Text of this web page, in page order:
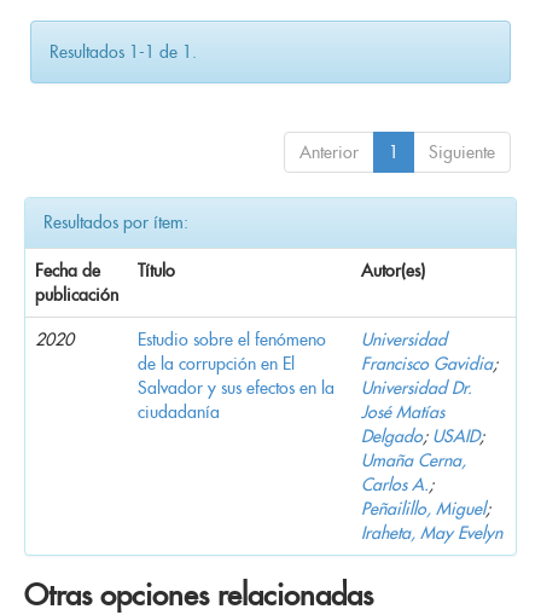
Resultados 1-1 de 1.
Anterior 1 Siguiente
Resultados por ítem:
Fecha de
publicación
Título Autor(es)
2020
Estudio sobre el fenómeno
de la corrupción en El
Salvador y sus efectos en la
ciudadanía
Universidad
Francisco Gavidia;
Universidad Dr.
José Matías
Delgado; USAID;
Umaña Cerna,
Carlos A.;
Peñailillo, Miguel;
Iraheta, May Evelyn
Otras opciones relacionadas